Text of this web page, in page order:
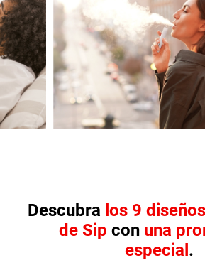
Descubra los 9
de Sip con una
especial .